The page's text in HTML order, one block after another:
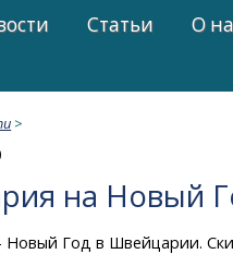
Статьи О
>
на Новый
Год в Швейцарии.